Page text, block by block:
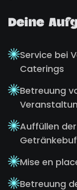
Deine
Service bei
Caterings
Betreuung
Auffüllen
Mise en
Betreuung